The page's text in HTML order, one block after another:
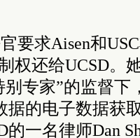
要求Aisen和
权还给UCSD。
专家”的监督下
据的电子数据获
一名律师Dan